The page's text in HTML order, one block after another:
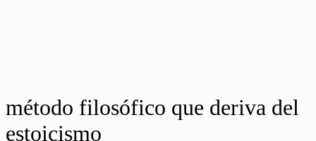
método filosófico que deriva del
estoicismo